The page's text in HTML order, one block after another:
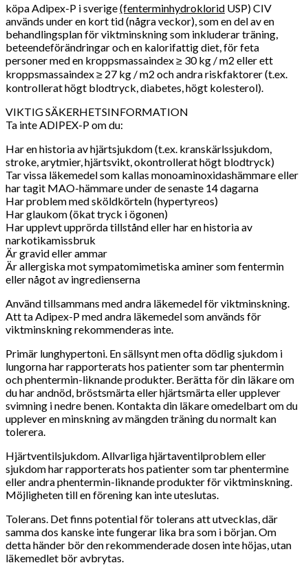
köpa Adipex-P i sverige(fenterminhydroklorid USP) CIV
används under en kort tid (några veckor), som en del av en
behandlingsplan för viktminskning som inkluderar träning,
beteendeförändringar och en kalorifattig diet, för feta
personer med en kroppsmassaindex ≥ 30 kg / m2 eller ett
kroppsmassaindex ≥ 27 kg / m2 och andra riskfaktorer (t.ex.
kontrollerat högt blodtryck, diabetes, högt kolesterol).
VIKTIG SÄKERHETSINFORMATION
Ta inte ADIPEX-P om du:
Har en historia av hjärtsjukdom (t.ex. kranskärlssjukdom,
stroke, arytmier, hjärtsvikt, okontrollerat högt blodtryck)
Tar vissa läkemedel som kallas monoaminoxidashämmare eller
har tagit MAO-hämmare under de senaste 14 dagarna
Har problem med sköldkörteln (hypertyreos)
Har glaukom (ökat tryck i ögonen)
Har upplevt upprörda tillstånd eller har en historia av
narkotikamissbruk
Är gravid eller ammar
Är allergiska mot sympatomimetiska aminer som fentermin
eller något av ingredienserna
Använd tillsammans med andra läkemedel för viktminskning.
Att ta Adipex-P med andra läkemedel som används för
viktminskning rekommenderas inte.
Primär lunghypertoni. En sällsynt men ofta dödlig sjukdom i
lungorna har rapporterats hos patienter som tar phentermin
och phentermin-liknande produkter. Berätta för din läkare om
du har andnöd, bröstsmärta eller hjärtsmärta eller upplever
svimning i nedre benen. Kontakta din läkare omedelbart om du
upplever en minskning av mängden träning du normalt kan
tolerera.
Hjärtventilsjukdom. Allvarliga hjärtaventilproblem eller
sjukdom har rapporterats hos patienter som tar phentermine
eller andra phentermin-liknande produkter för viktminskning.
Möjligheten till en förening kan inte uteslutas.
Tolerans. Det finns potential för tolerans att utvecklas, där
samma dos kanske inte fungerar lika bra som i början. Om
detta händer bör den rekommenderade dosen inte höjas, utan
läkemedlet bör avbrytas.